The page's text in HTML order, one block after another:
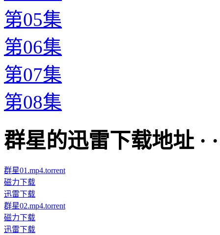
第05集
第06集
第07集
第08集
群星的迅雷下载地址 · ·
群星01.mp4.torrent
磁力下载
迅雷下载
群星02.mp4.torrent
磁力下载
迅雷下载